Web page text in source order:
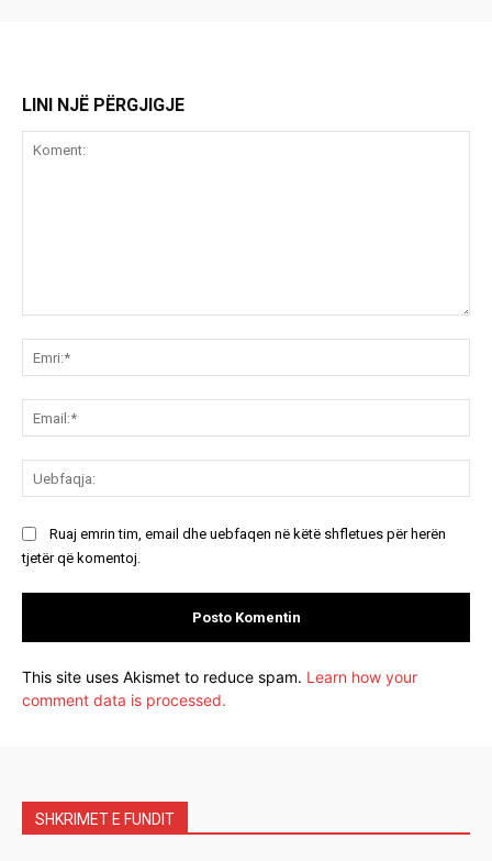
LINI NJË PËRGJIGJE
Ruaj emrin tim, email dhe uebfaqen në këtë shfletues për herën
tjetër që komentoj.
This site uses Akismet to reduce spam. Learn how your
comment data is processed.
SHKRIMET E FUNDIT